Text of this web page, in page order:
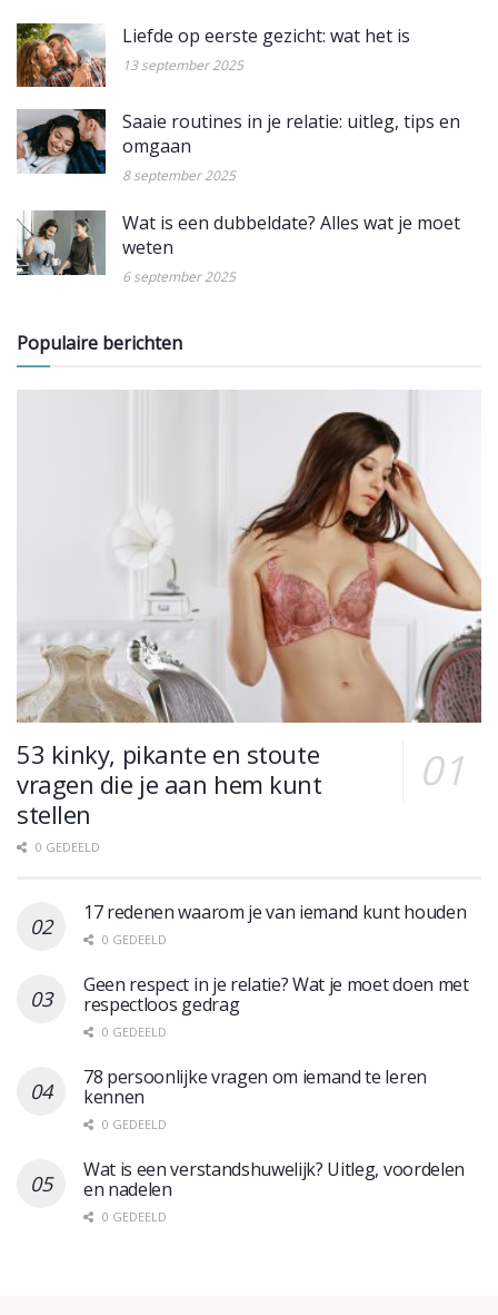
Liefde op eerste gezicht: wat het is
13 september 2025
Saaie routines in je relatie: uitleg, tips en
omgaan
8 september 2025
Wat is een dubbeldate? Alles wat je moet
weten
6 september 2025
Populaire berichten
53 kinky, pikante en stoute
vragen die je aan hem kunt
stellen
0 GEDEELD
17 redenen waarom je van iemand kunt houden
0 GEDEELD
Geen respect in je relatie? Wat je moet doen met
respectloos gedrag
0 GEDEELD
78 persoonlijke vragen om iemand te leren
kennen
0 GEDEELD
Wat is een verstandshuwelijk? Uitleg, voordelen
en nadelen
0 GEDEELD